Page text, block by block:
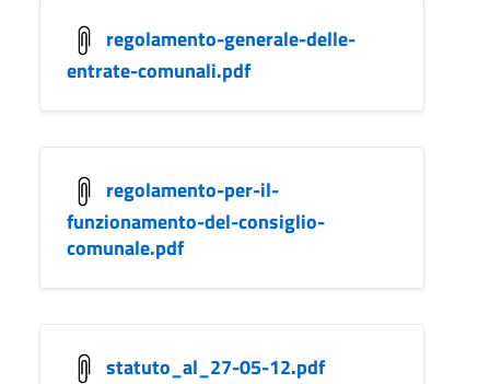
regolamento-generale-delle-
entrate-comunali.pdf
regolamento-per-il-
funzionamento-del-consiglio-
comunale.pdf
statuto_al_27-05-12.pdf